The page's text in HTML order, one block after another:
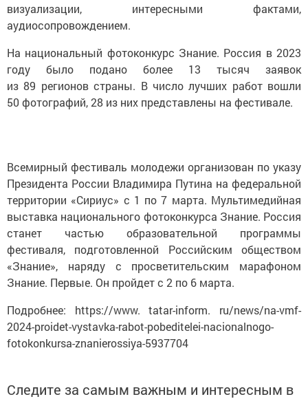
визуализации, интересными фактами,
аудиосопровождением.
На национальный фотоконкурс Знание. Россия в 2023
году было подано более 13 тысяч заявок
из 89 регионов страны. В число лучших работ вошли
50 фотографий, 28 из них представлены на фестивале.
Всемирный фестиваль молодежи организован по указу
Президента России Владимира Путина на федеральной
территории «Сириус» с 1 по 7 марта. Мультимедийная
выставка национального фотоконкурса Знание. Россия
станет частью образовательной программы
фестиваля, подготовленной Российским обществом
«Знание», наряду с просветительским марафоном
Знание. Первые. Он пройдет с 2 по 6 марта.
Подробнее: https://www. tatar-inform. ru/news/na-vmf-
2024-proidet-vystavka-rabot-pobeditelei-nacionalnogo-
fotokonkursa-znanierossiya-5937704
Следите за самым важным и интересным в